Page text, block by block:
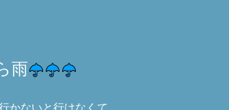
雨
かないと行けなくて…